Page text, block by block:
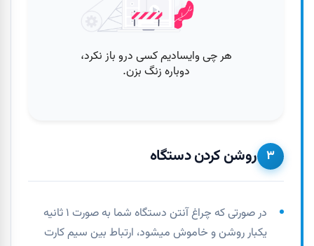
۳ روشن کردن دستگاه
در صورتی که چراغ آنتن دستگاه شما به صورت ۱ ثانیه
یکبار روشن و خاموش میشود، ارتباط بین سیم کارت